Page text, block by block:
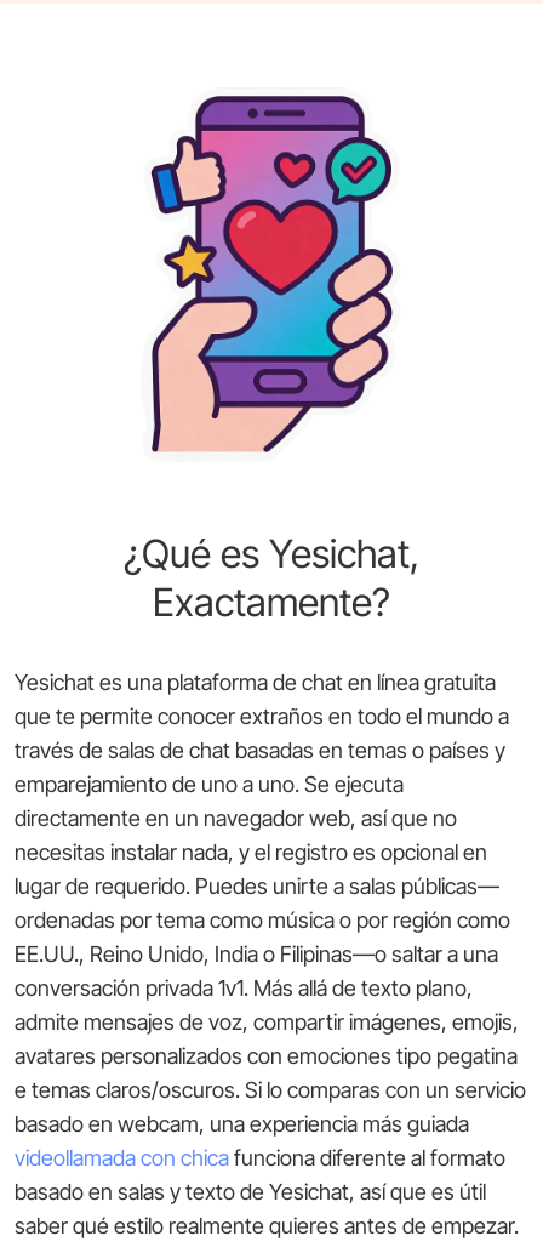
¿Qué es Yesichat,
Exactamente?
Yesichat es una plataforma de chat en línea gratuita
que te permite conocer extraños en todo el mundo a
través de salas de chat basadas en temas o países y
emparejamiento de uno a uno. Se ejecuta
directamente en un navegador web, así que no
necesitas instalar nada, y el registro es opcional en
lugar de requerido. Puedes unirte a salas públicas—
ordenadas por tema como música o por región como
EE.UU., Reino Unido, India o Filipinas—o saltar a una
conversación privada 1v1. Más allá de texto plano,
admite mensajes de voz, compartir imágenes, emojis,
avatares personalizados con emociones tipo pegatina
e temas claros/oscuros. Si lo comparas con un servicio
basado en webcam, una experiencia más guiada
videollamada con chicafunciona diferente al formato
basado en salas y texto de Yesichat, así que es útil
saber qué estilo realmente quieres antes de empezar.